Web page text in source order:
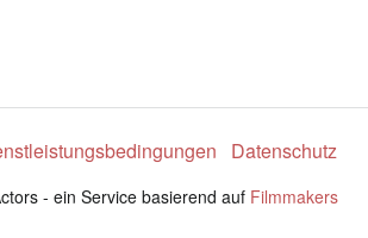
s
p Datenschutz
- ein Service basierend auf Filmmakers